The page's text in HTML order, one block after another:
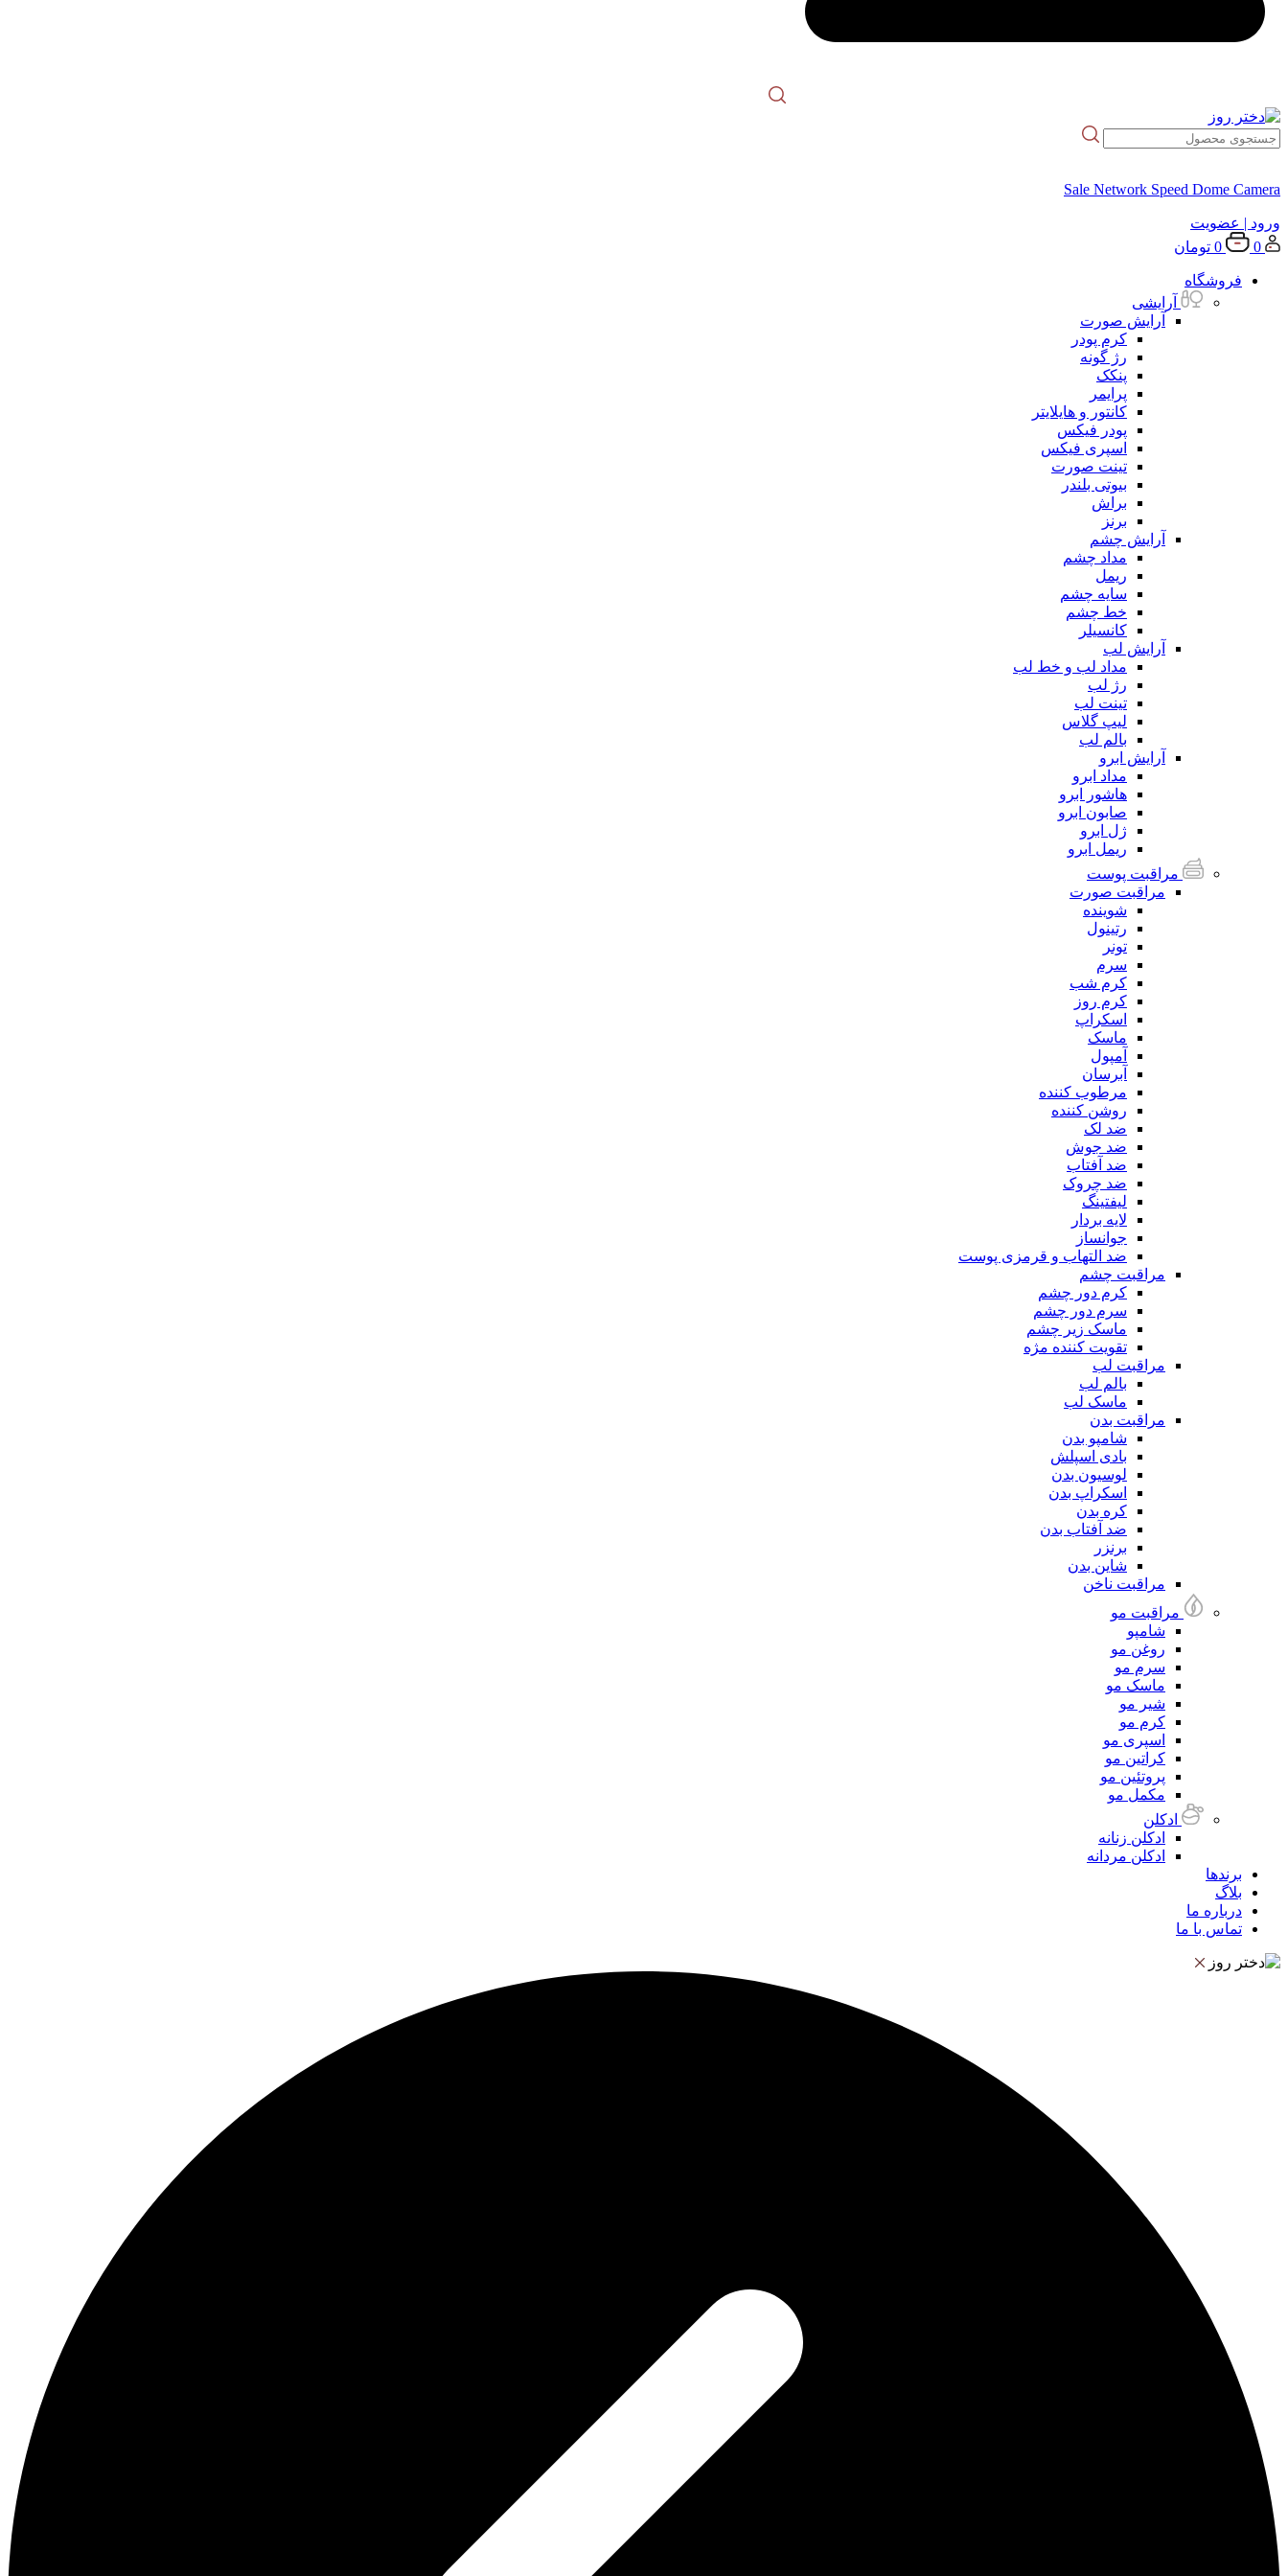
Sale Network Speed Dome Camera
ورود | عضویت
0
0 تومان
فروشگاه
آرایشی
آرایش صورت
کرم پودر
رژ گونه
پنکک
پرایمر
کانتور و هایلایتر
پودر فیکس
اسپری فیکس
تینت صورت
بیوتی بلندر
براش
برنز
آرایش چشم
مداد چشم
ریمل
سایه چشم
خط چشم
کانسیلر
آرایش لب
مداد لب و خط لب
رژ لب
تینت لب
لیپ گلاس
بالم لب
آرایش ابرو
مداد ابرو
هاشور ابرو
صابون ابرو
ژل ابرو
ریمل ابرو
مراقبت پوست
مراقبت صورت
شوینده
رتینول
تونر
سرم
کرم شب
کرم روز
اسکراپ
ماسک
آمپول
آبرسان
مرطوب کننده
روشن کننده
ضد لک
ضد جوش
ضد آفتاب
ضد چروک
لیفتینگ
لایه بردار
جوانساز
ضد التهاب و قرمزی پوست
مراقبت چشم
کرم دور چشم
سرم دور چشم
ماسک زیر چشم
تقویت کننده مژه
مراقبت لب
بالم لب
ماسک لب
مراقبت بدن
شامپو بدن
بادی اسپلش
لوسیون بدن
اسکراپ بدن
کره بدن
ضد آفتاب بدن
برنزر
شاین بدن
مراقبت ناخن
مراقبت مو
شامپو
روغن مو
سرم مو
ماسک مو
شیر مو
کرم مو
اسپری مو
کراتین مو
پروتئین مو
مکمل مو
ادکلن
ادکلن زنانه
ادکلن مردانه
برندها
بلاگ
درباره ما
تماس با ما